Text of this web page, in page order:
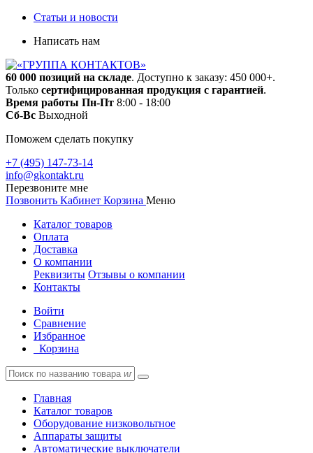
Статьи и новости
Написать нам
60 000 позиций на складе. Доступно к заказу: 450 000+.
Только сертифицированная продукция с гарантией.
Время работы Пн-Пт 8:00 - 18:00
Сб-Вс Выходной
Поможем сделать покупку
+7 (495) 147-73-14
info@gkontakt.ru
Перезвоните мне
Позвонить Кабинет Корзина Меню
Каталог товаров
Оплата
Доставка
О компании
Реквизиты Отзывы о компании
Контакты
Войти
Сравнение
Избранное
Корзина
Главная
Каталог товаров
Оборудование низковольтное
Аппараты защиты
Автоматические выключатели